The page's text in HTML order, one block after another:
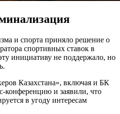
и спорта приняло решение о
спортивных ставок в
инициативу не поддержало, но
Казахстана», включая и БК
конференцию и заявили, что
в угоду интересам